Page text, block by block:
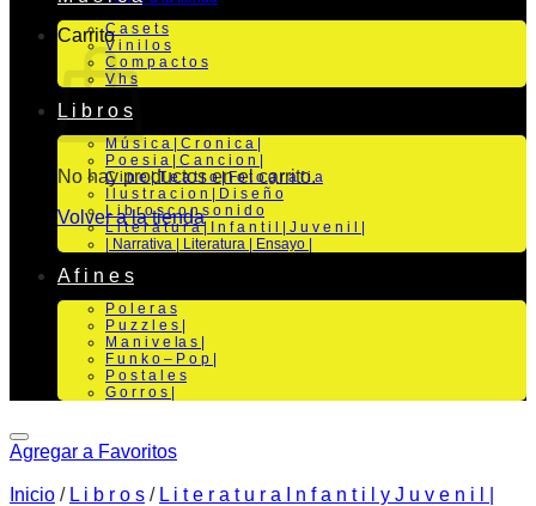
Carrito
No hay productos en el carrito.
Volver a la tienda
C a s e t s
V i n i l o s
C o m p a c t o s
V h s
L i b r o s
M ú s i c a | C r o n i c a |
P o e s i a | C a n c i o n |
C i n e | T e a t r o | Fo t o g r a f i a
I l u s t r a c i o n | D i s e ñ o
L i b r o s c o n s o n i d o
L i t e r a t u r a | I n f a n t i l | J u v e n i l |
| Narrativa | Literatura | Ensayo |
A f i n e s
P o l e r a s
P u z z l e s |
M a n i v e la s |
F u n k o – P o p |
P o s t a l e s
G o r r o s |
Agregar a Favoritos
Inicio / L i b r o s / L i t e r a t u r a I n f a n t i l y J u v e n i l |